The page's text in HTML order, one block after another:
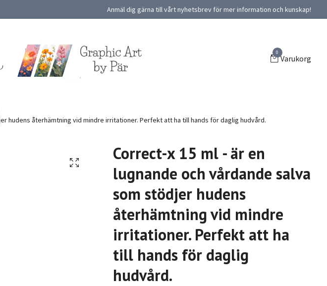
Anmäl dig gärna till vårt nyhetsbrev för mer information och kunskap!
0
Varukorg
hudens återhämtning vid mindre irritationer. Perfekt att ha till hands för daglig hudvård.
Correct-x 15 ml - är en
lugnande och vårdande salva
som stödjer hudens
återhämtning vid mindre
irritationer. Perfekt att ha
till hands för daglig
hudvård.